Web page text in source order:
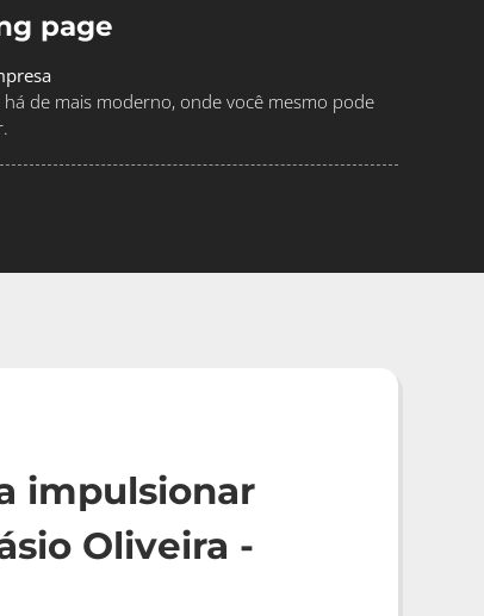
page
de mais moderno, onde você mesmo pode
impulsionar
Oliveira -